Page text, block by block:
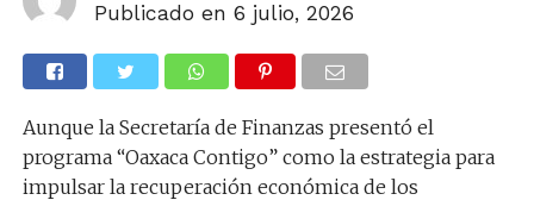
Publicado en 6 julio, 2026
Aunque la Secretaría de Finanzas presentó el
programa “Oaxaca Contigo” como la estrategia para
impulsar la recuperación económica de los